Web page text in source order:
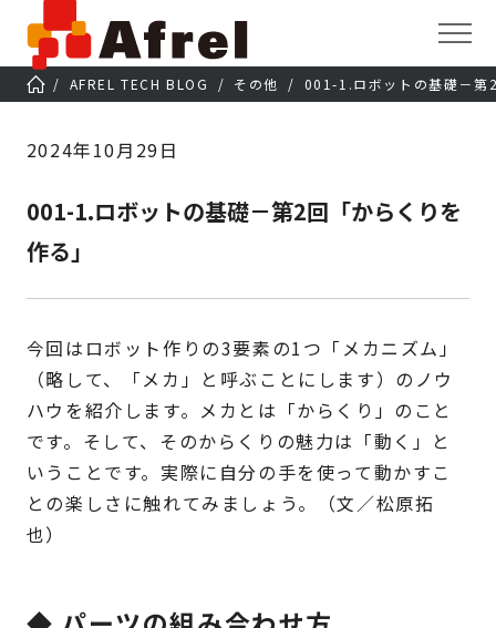
AFREL TECH BLOG その他 001-1.ロボットの基礎－第
2024年10月29日
001-1.ロボットの基礎－第2回「からくりを
作る」
今回はロボット作りの3要素の1つ「メカニズム」
（略して、「メカ」と呼ぶことにします）のノウ
ハウを紹介します。メカとは「からくり」のこと
です。そして、そのからくりの魅力は「動く」と
いうことです。実際に自分の手を使って動かすこ
との楽しさに触れてみましょう。（文／松原拓
也）